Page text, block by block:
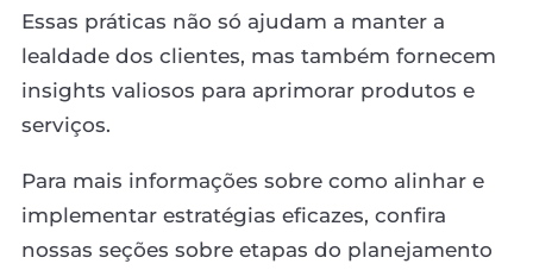
Essas práticas não só ajudam a manter a
lealdade dos clientes, mas também fornecem
insights valiosos para aprimorar produtos e
serviços.
Para mais informações sobre como alinhar e
implementar estratégias eficazes, confira
nossas seções sobre etapas do planejamento